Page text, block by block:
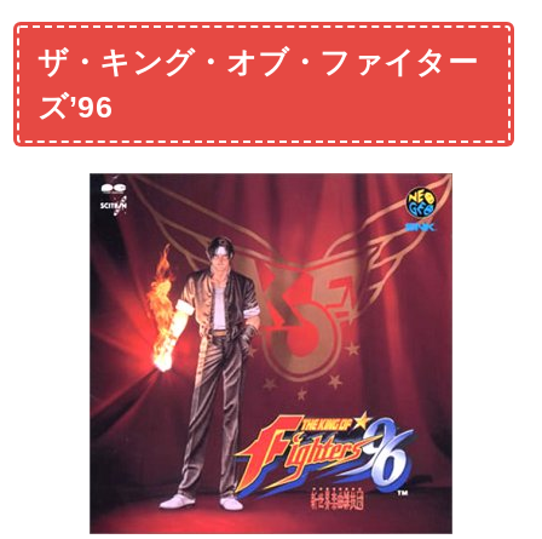
ザ・キング・オブ・ファイター
ズ’96